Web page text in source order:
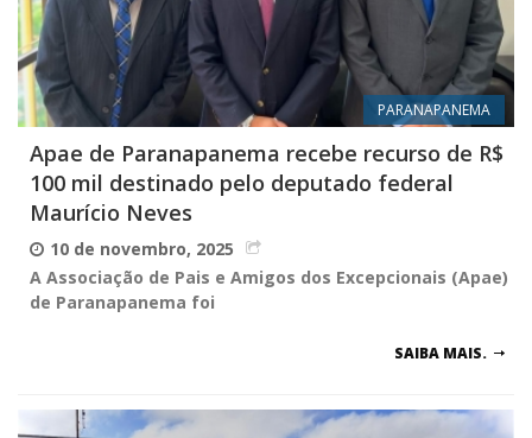
PARANAPANEMA
Apae de Paranapanema recebe recurso de R$
100 mil destinado pelo deputado federal
Maurício Neves
10 de novembro, 2025
A Associação de Pais e Amigos dos Excepcionais (Apae)
de Paranapanema foi
SAIBA MAIS.